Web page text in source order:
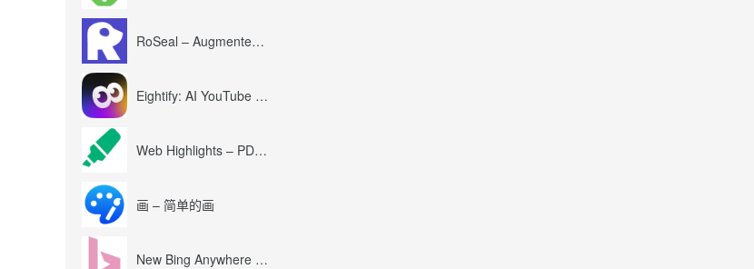
RoSeal – Augmented Roblox Experience
Eightify: AI YouTube Summary with ChatGPT
Web Highlights – PDF & Web Highlighter
画 – 简单的画
New Bing Anywhere (Bing Chat GPT-4)